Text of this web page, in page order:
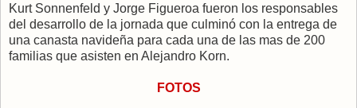
Kurt Sonnenfeld y Jorge Figueroa fueron los responsables
del desarrollo de la jornada que culminó con la entrega de
una canasta navideña para cada una de las mas de 200
familias que asisten en Alejandro Korn.
FOTOS